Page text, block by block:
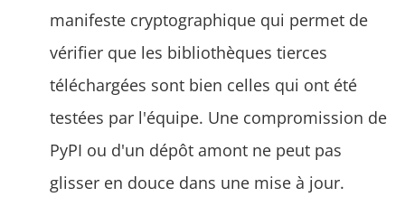
manifeste cryptographique qui permet de
vérifier que les bibliothèques tierces
téléchargées sont bien celles qui ont été
testées par l'équipe. Une compromission de
PyPI ou d'un dépôt amont ne peut pas
glisser en douce dans une mise à jour.